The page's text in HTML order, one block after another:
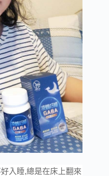
入睡,總是在床上翻來